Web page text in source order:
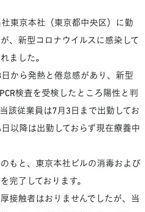
東京本社（東京都中央区）に勤
、新型コロナウイルスに感染して
ました。
から発熱と倦怠感があり、新型
検査を受検したところ陽性と判
該従業員は7月3日まで出勤してお
以降は出勤しておらず現在療養中
もと、東京本社ビルの消毒および
完了しております。
接触者はおりませんでしたが、当